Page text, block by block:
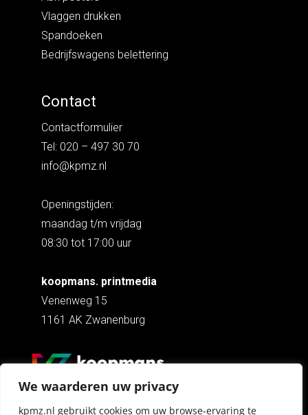
We waarderen uw privacy
kpmz.nl gebruikt cookies om uw browse-ervaring te
Vlaggen drukken
Spandoeken
Bedrijfswagens belettering
Contact
Contactformulier
Tel: 020 – 497 30 70
info@kpmz.nl
Openingstijden:
maandag t/m vrijdag
08:30 tot 17:00 uur
koopmans. printmedia
Venenweg 15
1161 AK Zwanenburg
Copyright © 2026 Koopmans Print Media